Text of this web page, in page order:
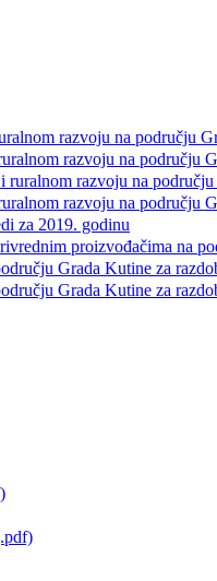
razvoju na području
razvoju na području
razvoju na
razvoju na području
za 2019. godinu
proizvođačima na
Grada Kutine za
Grada Kutine za